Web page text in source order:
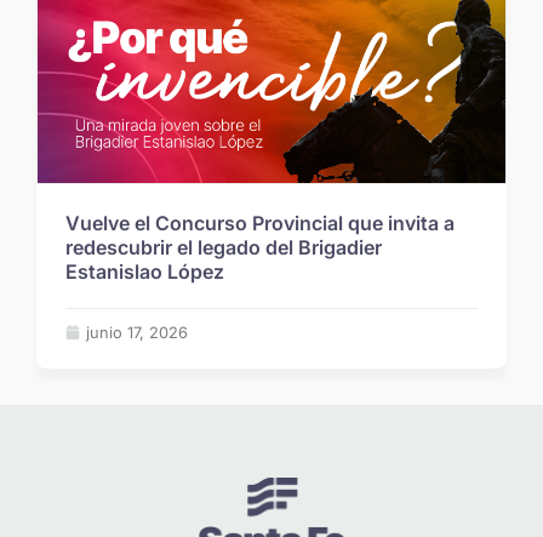
Vuelve el Concurso Provincial que invita a
redescubrir el legado del Brigadier
Estanislao López
junio 17, 2026